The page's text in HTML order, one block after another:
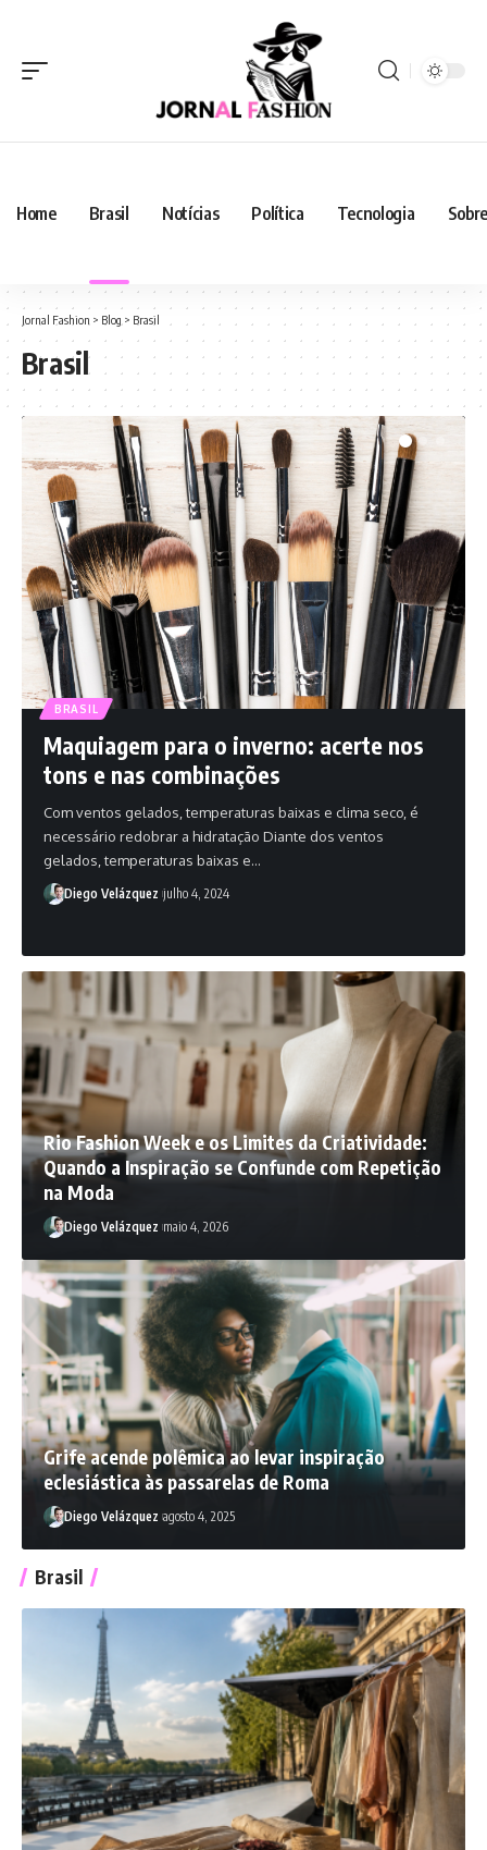
Home Brasil Notícias Política Tecnologia
Jornal Fashion > Blog > Brasil
Brasil
BRASIL
Maquiagem para o inverno: acerte nos
tons e nas combinações
Com ventos gelados, temperaturas baixas e clima seco, é
necessário redobrar a hidratação Diante dos ventos
gelados, temperaturas baixas e…
Diego Velázquez julho 4, 2024
Rio Fashion Week e os Limites da Criatividade:
Quando a Inspiração se Confunde com Repetição
na Moda
Diego Velázquez maio 4, 2026
Grife acende polêmica ao levar inspiração
eclesiástica às passarelas de Roma
Diego Velázquez agosto 4, 2025
Brasil